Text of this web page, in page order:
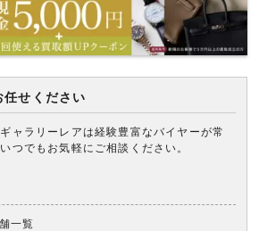
任せください
ャラリーレアは経験豊富なバイヤーが常
つでもお気軽にご相談ください。
一覧